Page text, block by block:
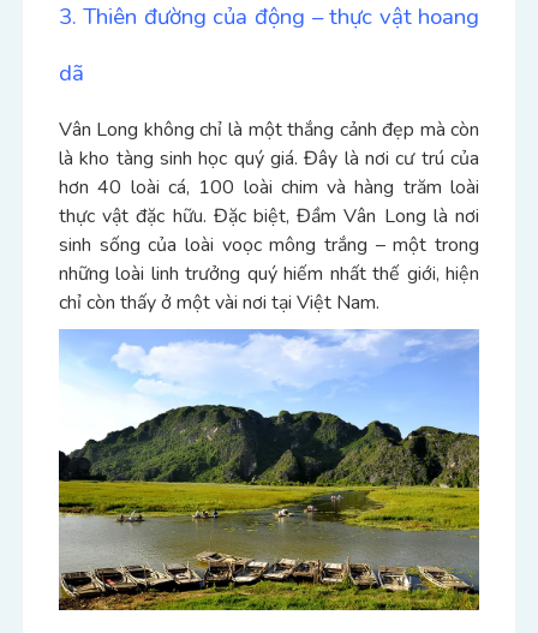
3. Thiên đường của động – thực vật hoang
dã
Vân Long không chỉ là một thắng cảnh đẹp mà còn
là kho tàng sinh học quý giá. Đây là nơi cư trú của
hơn 40 loài cá, 100 loài chim và hàng trăm loài
thực vật đặc hữu. Đặc biệt, Đầm Vân Long là nơi
sinh sống của loài voọc mông trắng – một trong
những loài linh trưởng quý hiếm nhất thế giới, hiện
chỉ còn thấy ở một vài nơi tại Việt Nam.